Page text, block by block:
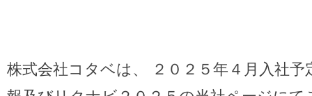
株式会社コタベは、 ２０２５年４月入社